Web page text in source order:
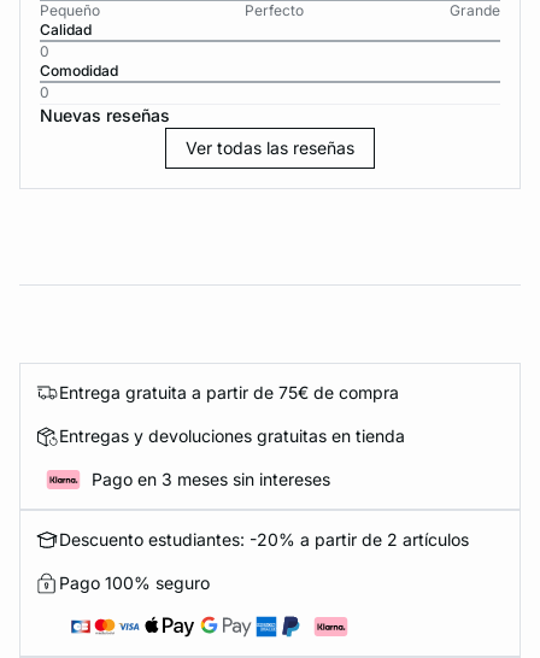
Pequeño
Perfecto
Grande
Calidad
0
Comodidad
0
Nuevas reseñas
Ver todas las reseñas
Entrega gratuita a partir de 75€ de compra
Entregas y devoluciones gratuitas en tienda
Pago en 3 meses sin intereses
Descuento estudiantes: -20% a partir de 2 artículos
Pago 100% seguro